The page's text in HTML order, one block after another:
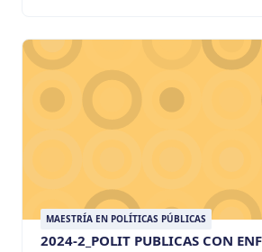
MAESTRÍA EN POLÍTICAS PÚBLICAS
2024-2_POLIT PUBLICAS CON